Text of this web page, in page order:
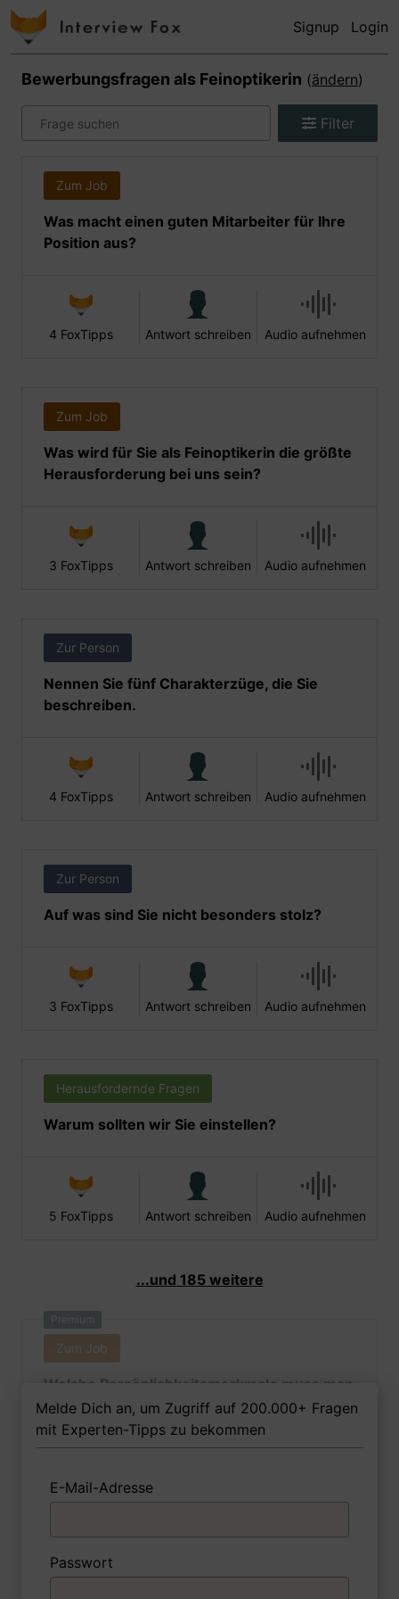
Signup Login
Bewerbungsfragen als Feinoptikerin (ändern)
Filter
Zum Job
Was macht einen guten Mitarbeiter für Ihre
Position aus?
4 FoxTipps Antwort schreiben Audio aufnehmen
Zum Job
Was wird für Sie als Feinoptikerin die größte
Herausforderung bei uns sein?
3 FoxTipps Antwort schreiben Audio aufnehmen
Zur Person
Nennen Sie fünf Charakterzüge, die Sie
beschreiben.
4 FoxTipps Antwort schreiben Audio aufnehmen
Zur Person
Auf was sind Sie nicht besonders stolz?
3 FoxTipps Antwort schreiben Audio aufnehmen
Herausfordernde Fragen
Warum sollten wir Sie einstellen?
5 FoxTipps Antwort schreiben Audio aufnehmen
...und 185 weitere
Premium
Zum Job
Welche Persönlichkeitsmerkmale muss man
als Feinoptikerin Ihrer Meinung nach
besitzen, um in dem Job erfolgreich zu
sein?
1 FoxTipp Antwort schreiben Audio aufnehmen
Melde Dich an, um Zugriff auf 200.000+ Fragen
mit Experten-Tipps zu bekommen
E-Mail-Adresse
Passwort